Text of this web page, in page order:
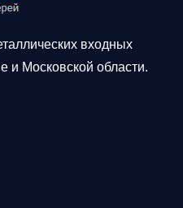
входных
и Московской области.